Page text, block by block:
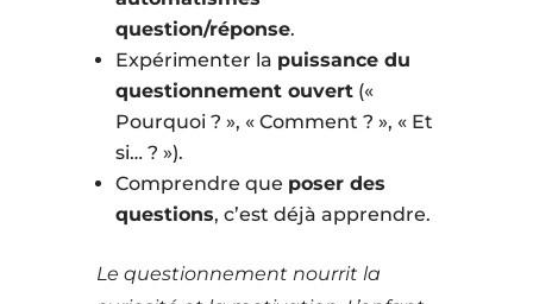
question/réponse.
Expérimenter la puissance du
questionnement ouvert («
Pourquoi ? », « Comment ? », « Et
si… ? »).
Comprendre que poser des
questions, c’est déjà apprendre.
Le questionnement nourrit la